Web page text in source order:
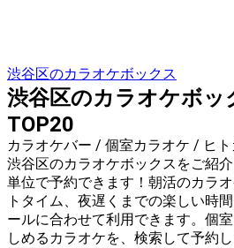
渋谷区のカラオケボックス
渋谷区のカラオケボッ
TOP20
カラオケバー / 個室カラオケ / ヒ
渋谷区のカラオケボックスをご紹
単位で予約できます！朝活のカラ
トタイム、夜遅くまでの楽しい時
ールに合わせて利用できます。個
しめるカラオケを、検索して予約し